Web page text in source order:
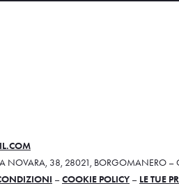
NOVARA, 38, 28021, BORGOMANERO
–COOKIE POLICY – LE TUE